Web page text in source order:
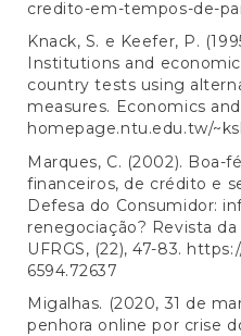
credito-em-tempos-de-
Knack, S. e Keefer, P.
Institutions and
country tests using
measures. Economics
homepage.ntu.edu.tw/
Marques, C. (2002). Boa-
financeiros, de crédito e
Defesa do Consumidor:
renegociação? Revista
UFRGS, (22), 47-83.
6594.72637
Migalhas. (2020, 31 de
penhora online por crise